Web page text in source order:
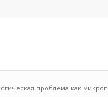
проблема как